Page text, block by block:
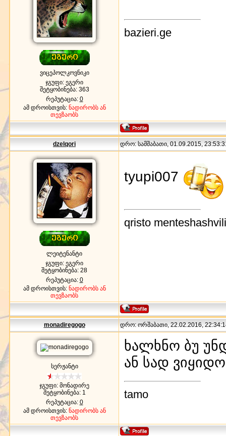
ვიცეპოლკოვნიკი
ჯგუფი: ეგერი
შეტყობინება: 363
რეპუტაცია: 0
ამ დროისთვის: ნადირობს ან
თევზაობს
bazieri.ge
dzelqori დრო: სამშაბათი, 01.09.2015,
ლეიტენანტი
ჯგუფი: ეგერი
შეტყობინება: 28
რეპუტაცია: 0
ამ დროისთვის: ნადირობს ან
თევზაობს
tyupi007
qristo
monadiregogo დრო: ორშაბათი, 22.02.2016,
სერჟანტი
ჯგუფი: მონადირე
შეტყობინება: 1
რეპუტაცია: 0
ამ დროისთვის: ნადირობს ან
თევზაობს
ხალხნო ბუ
ან სად
tamo